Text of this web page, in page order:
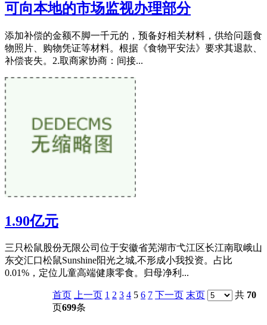
可向本地的市场监视办理部分
添加补偿的金额不脚一千元的，预备好相关材料，供给问题食
物照片、购物凭证等材料。根据《食物平安法》要求其退款、
补偿丧失。2.取商家协商：间接...
1.90亿元
三只松鼠股份无限公司位于安徽省芜湖市弋江区长江南取峨山
东交汇口松鼠Sunshine阳光之城,不形成小我投资。占比
0.01%，定位儿童高端健康零食。归母净利...
首页 上一页 1 2 3 4 5 6 7 下一页 末页 共 70
页699条